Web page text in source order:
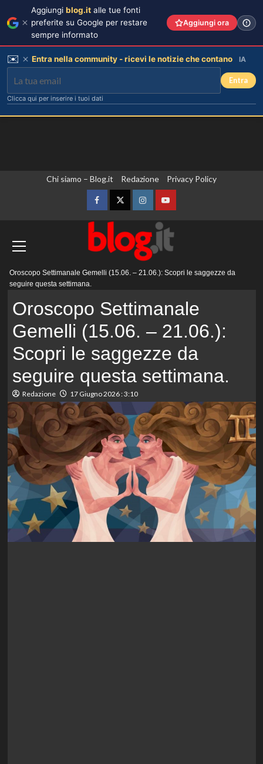
Chi siamo – Blog.it Redazione Privacy Policy
FacebookTwitterInstagramYouTube
principale
Oroscopo Settimanale Gemelli (15.06. – 21.06.): Scopri le saggezze da
seguire questa settimana.
Oroscopo Settimanale
Gemelli (15.06. – 21.06.):
Scopri le saggezze da
seguire questa settimana.
Redazione 17 Giugno 2026 : 3:10
Aggiungi blog.it alle tue fonti
preferite su Google per restare
sempre informato
Aggiungi ora
✉️ Entra nella community - ricevi le notizie che contano IA
Entra
Clicca qui per inserire i tuoi dati